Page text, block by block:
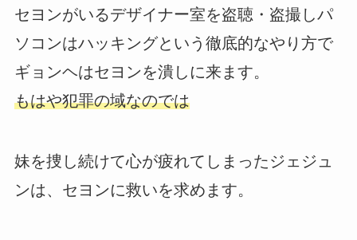
セヨンがいるデザイナー室を盗聴・盗撮しパ
ソコンはハッキングという徹底的なやり方で
ギョンヘはセヨンを潰しに来ます。
もはや犯罪の域なのでは
妹を捜し続けて心が疲れてしまったジェジュ
ンは、セヨンに救いを求めます。